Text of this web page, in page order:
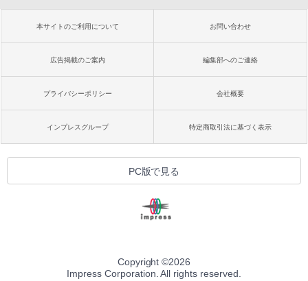
本サイトのご利用について お問い合わせ
広告掲載のご案内 編集部へのご連絡
プライバシーポリシー 会社概要
インプレスグループ 特定商取引法に基づく表示
PC版で見る
Copyright ©2026
Impress Corporation. All rights reserved.